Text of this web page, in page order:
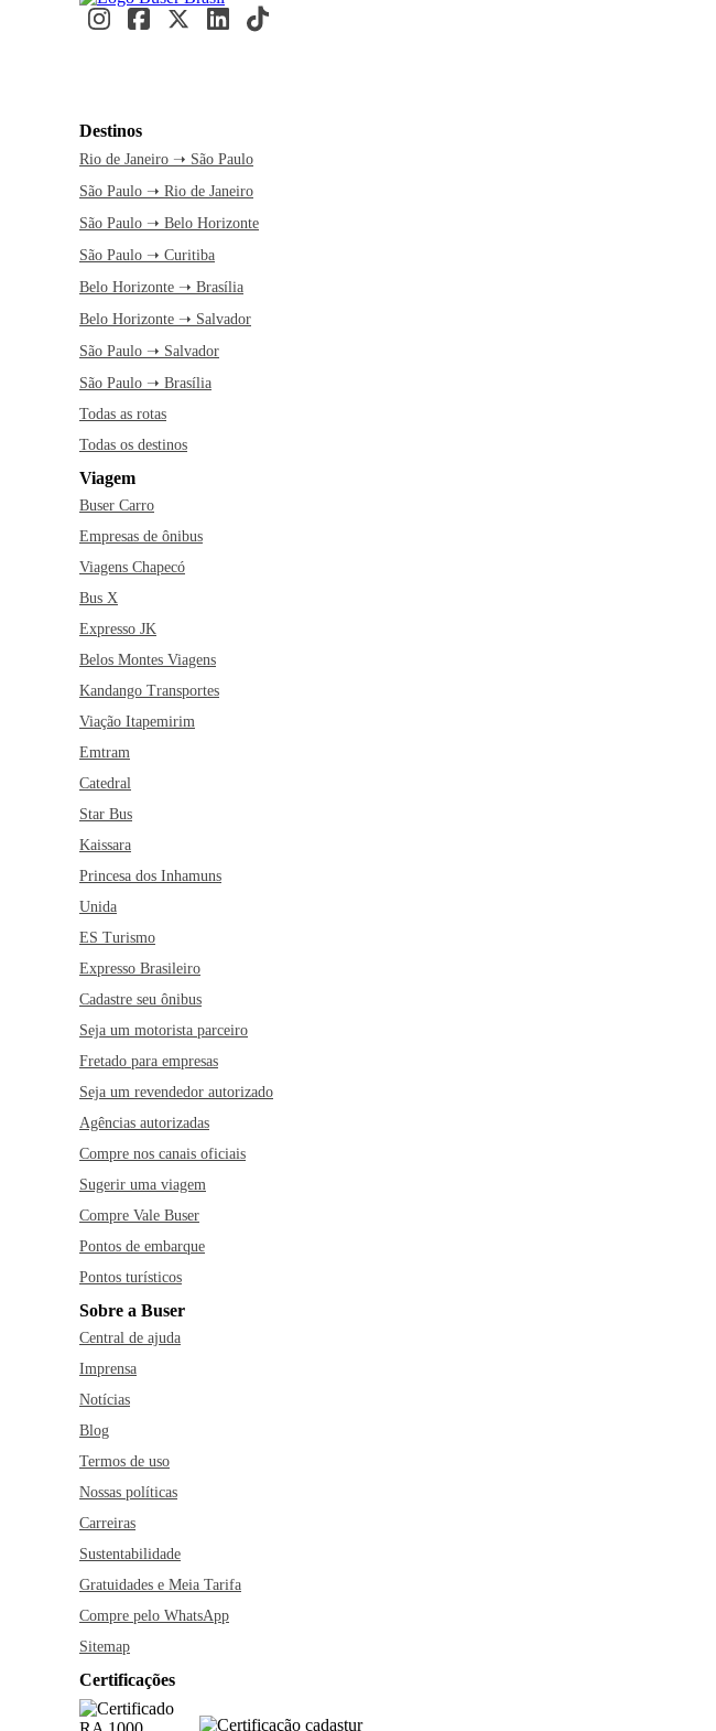
Destinos
Rio de Janeiro ➝ São Paulo
São Paulo ➝ Rio de Janeiro
São Paulo ➝ Belo Horizonte
São Paulo ➝ Curitiba
Belo Horizonte ➝ Brasília
Belo Horizonte ➝ Salvador
São Paulo ➝ Salvador
São Paulo ➝ Brasília
Todas as rotas
Todas os destinos
Viagem
Buser Carro
Empresas de ônibus
Viagens Chapecó
Bus X
Expresso JK
Belos Montes Viagens
Kandango Transportes
Viação Itapemirim
Emtram
Catedral
Star Bus
Kaissara
Princesa dos Inhamuns
Unida
ES Turismo
Expresso Brasileiro
Cadastre seu ônibus
Seja um motorista parceiro
Fretado para empresas
Seja um revendedor autorizado
Agências autorizadas
Compre nos canais oficiais
Sugerir uma viagem
Compre Vale Buser
Pontos de embarque
Pontos turísticos
Sobre a Buser
Central de ajuda
Imprensa
Notícias
Blog
Termos de uso
Nossas políticas
Carreiras
Sustentabilidade
Gratuidades e Meia Tarifa
Compre pelo WhatsApp
Sitemap
Certificações